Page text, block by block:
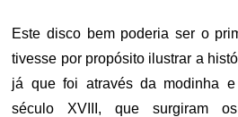
Este disco bem poderia ser o
tivesse por propósito ilustrar a
já que foi através da modinha
século XVIII, que surgiram